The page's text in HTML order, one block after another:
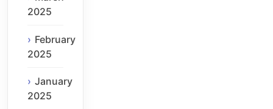
2025
February
2025
January
2025